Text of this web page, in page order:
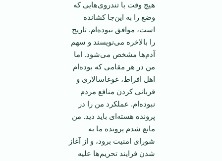
هیچ وقت با تندروی‌هایی که
وضع را به این‌جا کشانده
است، موافق نبوده‌ام. تاریخ
را بالاخره می‌نویسند و سهم
آدم‌ها مشخص می‌شود. اما
من در هر مقامی که بوده‌ام
اهل افراط، غوغاسالاری و
قربانی کردن منافع مردم
نبوده‌ام. عملکرد من را در
پرونده هسته‌ای باید دید. من
مانع شدم پرونده ما به
شورای امنیت برود، و از آغاز
شدن فرایند تحریم‌ها علیه